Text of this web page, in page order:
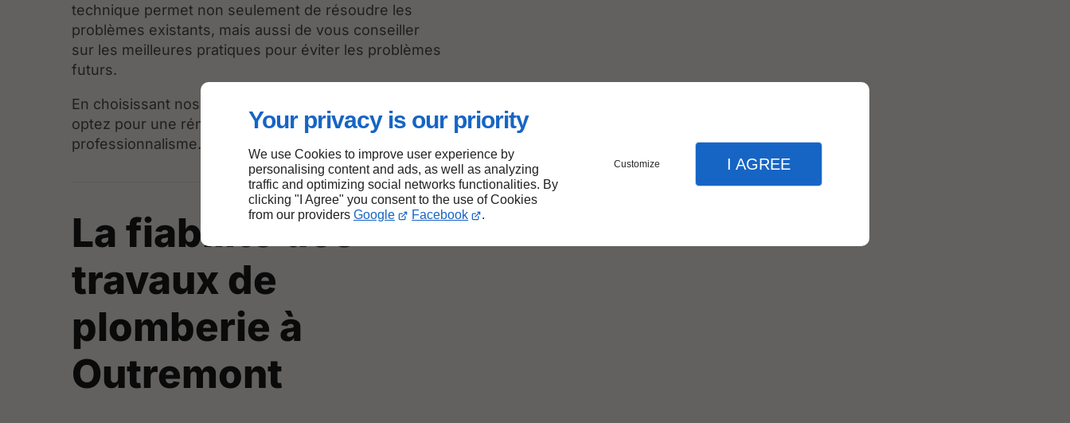
Your privacy is our priority
We use Cookies to improve user experience by
personalising content and ads, as well as analyzing
traffic and optimizing social networks functionalities. By
clicking "I Agree" you consent to the use of Cookies
from our providers Google Facebook .
Customize I AGREE
technique permet non seulement de résoudre les
problèmes existants, mais aussi de vous conseiller
sur les meilleures pratiques pour éviter les problèmes
futurs.
En choisissant nos plombiers à Outremont, vous
optez pour une rénovation réalisée avec précision et
professionnalisme.
La fiabilité des
travaux de
plomberie à
Outremont